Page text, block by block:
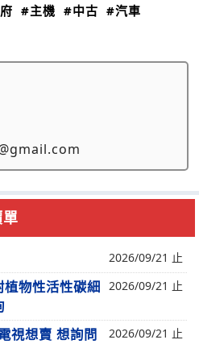
#主機 #中古 #汽車
2026/09/21 止
物性活性碳細 2026/09/21 止
視想賣 想詢問
2026/09/21 止